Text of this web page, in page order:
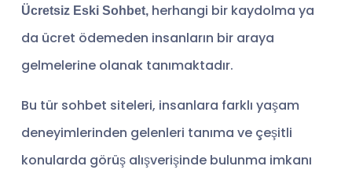
Ücretsiz Eski Sohbet, herhangi bir kaydolma ya
da ücret ödemeden insanların bir araya
gelmelerine olanak tanımaktadır.
Bu tür sohbet siteleri, insanlara farklı yaşam
deneyimlerinden gelenleri tanıma ve çeşitli
konularda görüş alışverişinde bulunma imkanı